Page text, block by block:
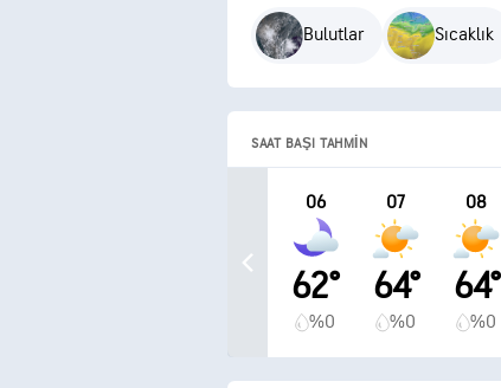
Bulutlar Sıcaklık
SAAT BAŞI TAHMIN
06
62°
%0
07
64°
%0
08
64°
%0